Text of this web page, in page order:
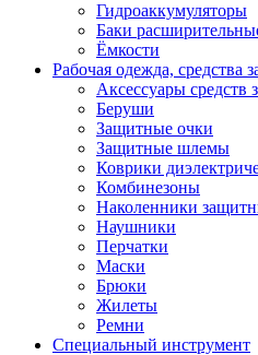
Гидроаккумуляторы
Баки
Ёмкости
Рабочая одежда, средства
Аксессуары средств
Беруши
Защитные очки
Защитные шлемы
Коврики
Комбинезоны
Наколенники
Наушники
Перчатки
Маски
Брюки
Жилеты
Ремни
Специальный инструмент